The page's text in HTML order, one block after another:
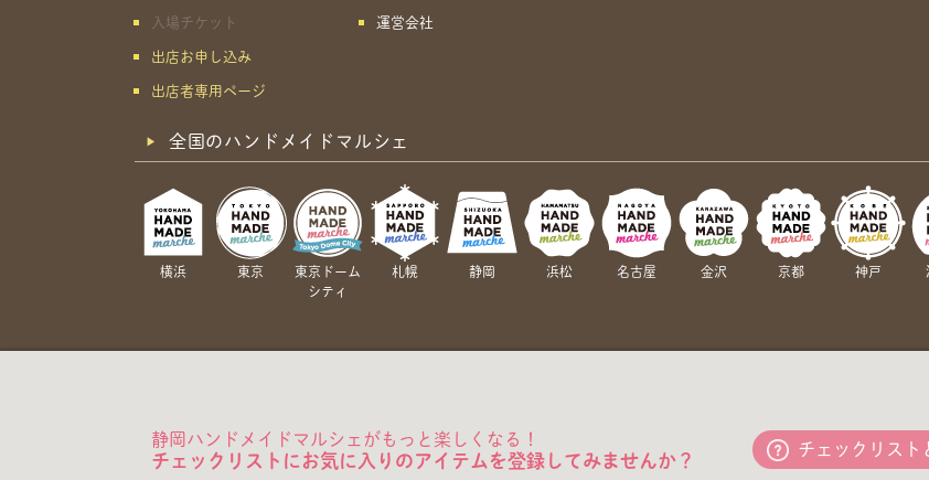
静岡ハンドメイドマルシェがもっと楽しくなる！
チェックリストにお気に入りのアイテムを登録してみませんか？
チェックリスト
入場チケット
出店お申し込み
出店者専用ページ
運営会社
全国のハンドメイドマルシェ
横浜 東京
東京ドーム
シティ
札幌 静岡 浜松 名古屋 金沢 京都 神戸